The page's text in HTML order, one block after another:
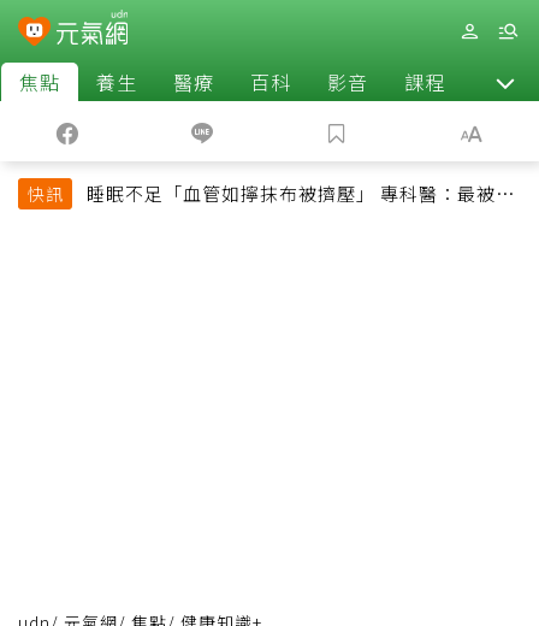
焦點 養生 醫療 百科 影音 課程 退休
快訊
睡眠不足「血管如擰抹布被擠壓」 專科醫：最被忽